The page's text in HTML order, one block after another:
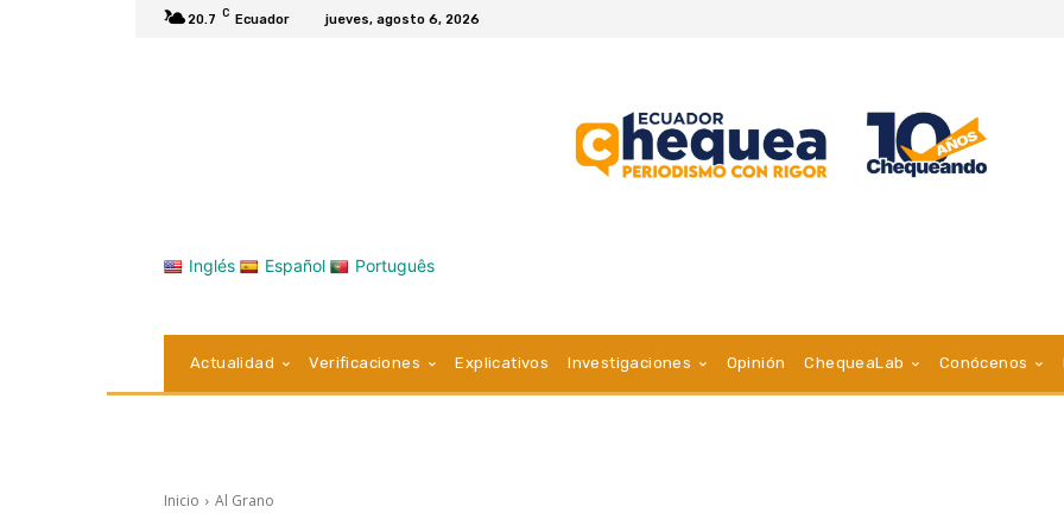
20.7 C Ecuador jueves, agosto 6, 2026
Inglés Español Português
Actualidad Verificaciones Explicativos Investigaciones Opinión ChequeaLab Conócenos
Inicio Al Grano